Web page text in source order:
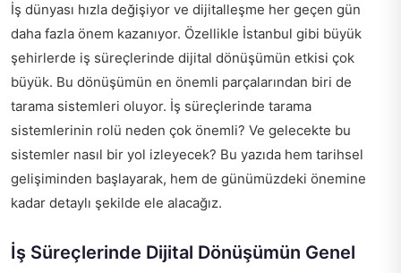
İş dünyası hızla değişiyor ve dijitalleşme her geçen gün
daha fazla önem kazanıyor. Özellikle İstanbul gibi büyük
şehirlerde iş süreçlerinde dijital dönüşümün etkisi çok
büyük. Bu dönüşümün en önemli parçalarından biri de
tarama sistemleri oluyor. İş süreçlerinde tarama
sistemlerinin rolü neden çok önemli? Ve gelecekte bu
sistemler nasıl bir yol izleyecek? Bu yazıda hem tarihsel
gelişiminden başlayarak, hem de günümüzdeki önemine
kadar detaylı şekilde ele alacağız.
İş Süreçlerinde Dijital Dönüşümün Genel